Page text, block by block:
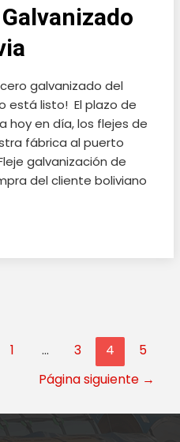
galvanizado del
está listo! El plazo de
hoy en día, los flejes de
fábrica al puerto
galvanización de
del cliente boliviano
1 … 3 4
5
Página siguiente →